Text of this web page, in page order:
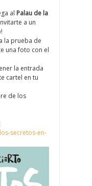
al Palau de la
a un
la prueba de
una foto con el
la entrada
cartel en tu
de los
secretos-en-